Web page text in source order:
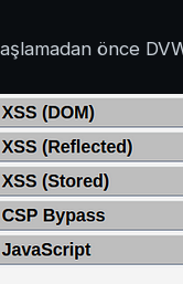
önce